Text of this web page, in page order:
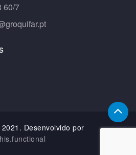
60/7
Desenvolvido por